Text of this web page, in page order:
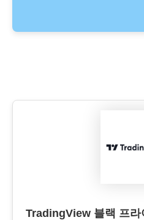
TradingView 블랙 프라